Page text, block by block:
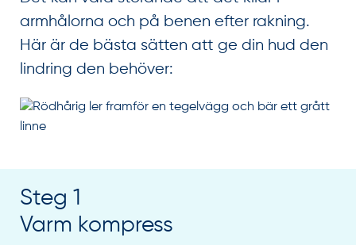
armhålorna och på benen efter rakning.
Här är de bästa sätten att ge din hud den
lindring den behöver:
Steg 1
Varm kompress